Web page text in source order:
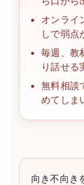
オンライ
しで弱点
毎週、教
り話せる
無料相談
めてしま
向き不向き